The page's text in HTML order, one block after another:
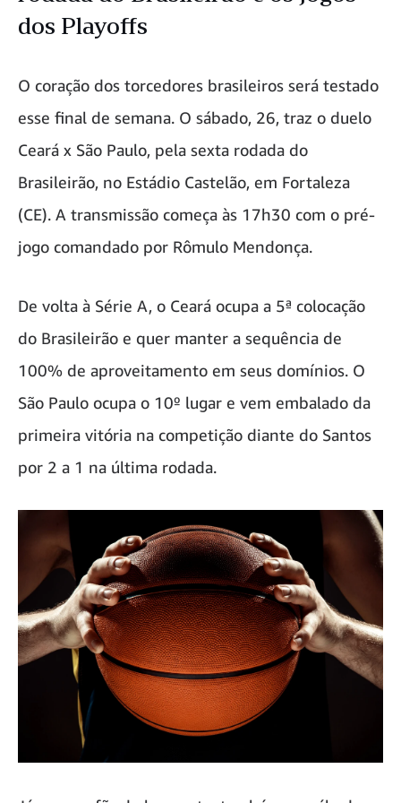
dos Playoffs
O coração dos torcedores brasileiros será testado
esse final de semana. O sábado, 26, traz o duelo
Ceará x São Paulo, pela sexta rodada do
Brasileirão, no Estádio Castelão, em Fortaleza
(CE). A transmissão começa às 17h30 com o pré-
jogo comandado por Rômulo Mendonça.
De volta à Série A, o Ceará ocupa a 5ª colocação
do Brasileirão e quer manter a sequência de
100% de aproveitamento em seus domínios. O
São Paulo ocupa o 10º lugar e vem embalado da
primeira vitória na competição diante do Santos
por 2 a 1 na última rodada.